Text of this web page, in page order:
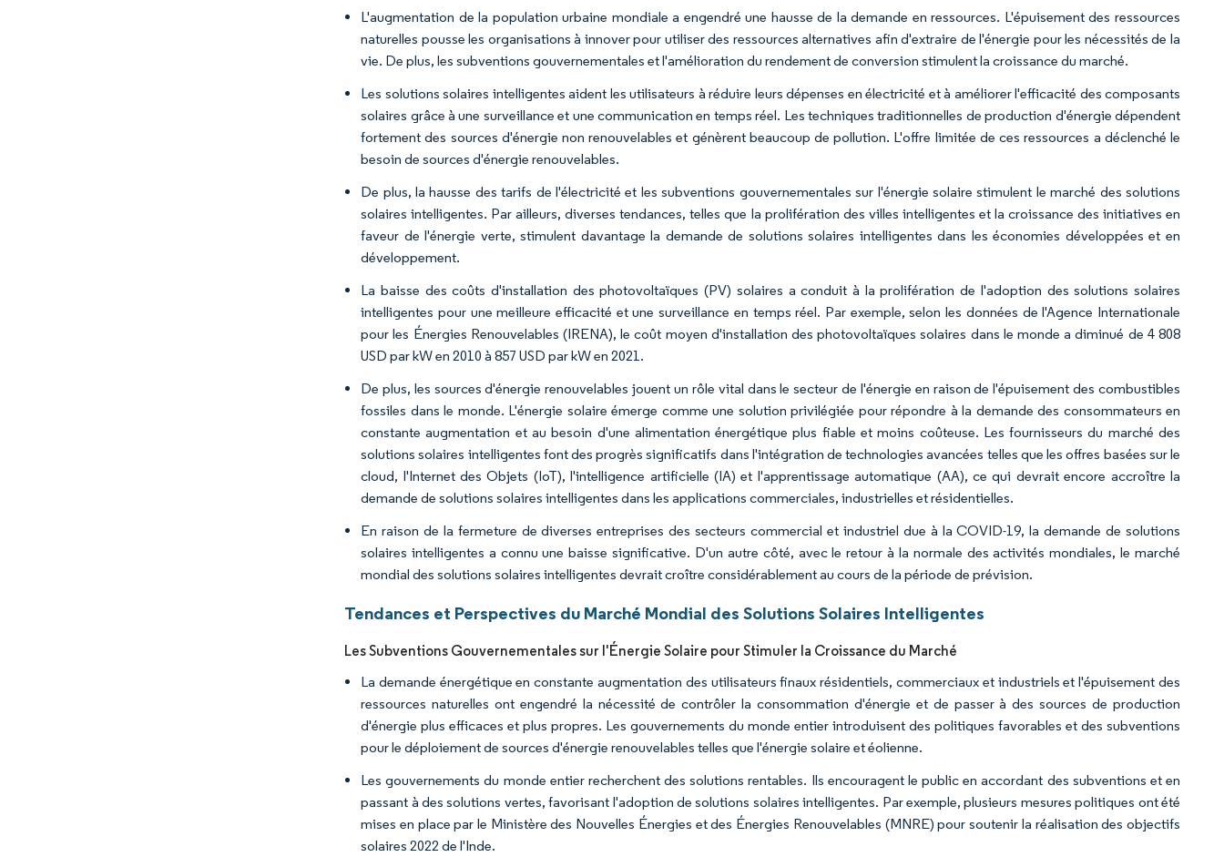
L'augmentation de la population urbaine mondiale a engendré une hausse de la demande en ressources. L'épuisement des ressources
naturelles pousse les organisations à innover pour utiliser des ressources alternatives afin d'extraire de l'énergie pour les nécessités de la
vie. De plus, les subventions gouvernementales et l'amélioration du rendement de conversion stimulent la croissance du marché.
Les solutions solaires intelligentes aident les utilisateurs à réduire leurs dépenses en électricité et à améliorer l'efficacité des composants
solaires grâce à une surveillance et une communication en temps réel. Les techniques traditionnelles de production d'énergie dépendent
fortement des sources d'énergie non renouvelables et génèrent beaucoup de pollution. L'offre limitée de ces ressources a déclenché le
besoin de sources d'énergie renouvelables.
De plus, la hausse des tarifs de l'électricité et les subventions gouvernementales sur l'énergie solaire stimulent le marché des solutions
solaires intelligentes. Par ailleurs, diverses tendances, telles que la prolifération des villes intelligentes et la croissance des initiatives en
faveur de l'énergie verte, stimulent davantage la demande de solutions solaires intelligentes dans les économies développées et en
développement.
La baisse des coûts d'installation des photovoltaïques (PV) solaires a conduit à la prolifération de l'adoption des solutions solaires
intelligentes pour une meilleure efficacité et une surveillance en temps réel. Par exemple, selon les données de l'Agence Internationale
pour les Énergies Renouvelables (IRENA), le coût moyen d'installation des photovoltaïques solaires dans le monde a diminué de 4 808
USD par kW en 2010 à 857 USD par kW en 2021.
De plus, les sources d'énergie renouvelables jouent un rôle vital dans le secteur de l'énergie en raison de l'épuisement des combustibles
fossiles dans le monde. L'énergie solaire émerge comme une solution privilégiée pour répondre à la demande des consommateurs en
constante augmentation et au besoin d'une alimentation énergétique plus fiable et moins coûteuse. Les fournisseurs du marché des
solutions solaires intelligentes font des progrès significatifs dans l'intégration de technologies avancées telles que les offres basées sur le
cloud, l'Internet des Objets (IoT), l'intelligence artificielle (IA) et l'apprentissage automatique (AA), ce qui devrait encore accroître la
demande de solutions solaires intelligentes dans les applications commerciales, industrielles et résidentielles.
En raison de la fermeture de diverses entreprises des secteurs commercial et industriel due à la COVID-19, la demande de solutions
solaires intelligentes a connu une baisse significative. D'un autre côté, avec le retour à la normale des activités mondiales, le marché
mondial des solutions solaires intelligentes devrait croître considérablement au cours de la période de prévision.
Tendances et Perspectives du Marché Mondial des Solutions Solaires Intelligentes
Les Subventions Gouvernementales sur l'Énergie Solaire pour Stimuler la Croissance du Marché
La demande énergétique en constante augmentation des utilisateurs finaux résidentiels, commerciaux et industriels et l'épuisement des
ressources naturelles ont engendré la nécessité de contrôler la consommation d'énergie et de passer à des sources de production
d'énergie plus efficaces et plus propres. Les gouvernements du monde entier introduisent des politiques favorables et des subventions
pour le déploiement de sources d'énergie renouvelables telles que l'énergie solaire et éolienne.
Les gouvernements du monde entier recherchent des solutions rentables. Ils encouragent le public en accordant des subventions et en
passant à des solutions vertes, favorisant l'adoption de solutions solaires intelligentes. Par exemple, plusieurs mesures politiques ont été
mises en place par le Ministère des Nouvelles Énergies et des Énergies Renouvelables (MNRE) pour soutenir la réalisation des objectifs
solaires 2022 de l'Inde.